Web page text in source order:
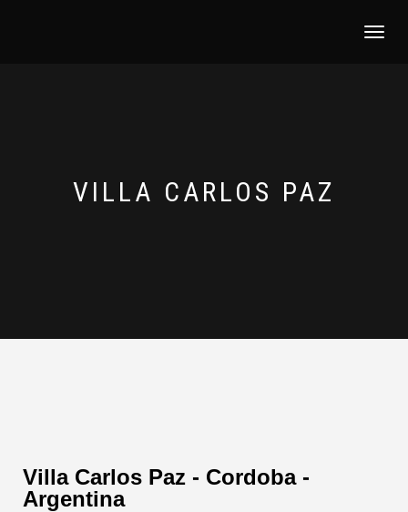
VILLA CARLOS PAZ
Villa Carlos Paz - Cordoba -
Argentina